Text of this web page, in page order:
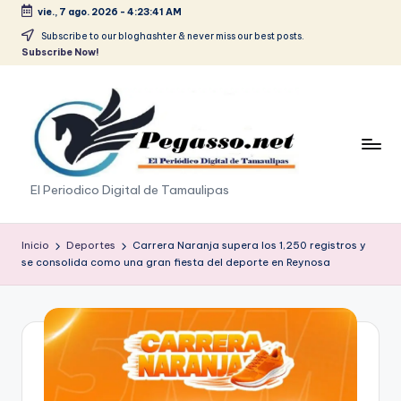
Saltar
vie., 7 ago. 2026 - 4:23:42 AM
Subscribe to our bloghashter & never miss our best posts.
Subscribe Now!
p
e
g
a
o
El Periodico Digital de Tamaulipas
Inicio Deportes
Carrera Naranja supera los 1,250 registros y
se consolida como una gran fiesta del deporte en Reynosa